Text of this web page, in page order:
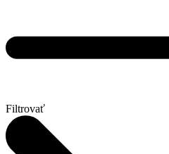
Filtrovať